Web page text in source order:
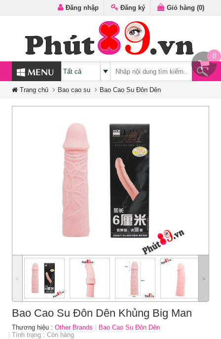
0
Đăng nhập Đăng ký Giỏ hàng (0)
MENU
Trang chủ Bao cao su Bao Cao Su Đôn Dên
˂ ˃
Bao Cao Su Đôn Dên Khủng Big Man
Thương hiệu : Other Brands
Bao Cao Su Đôn Dên
Tình trạng : Còn hàng